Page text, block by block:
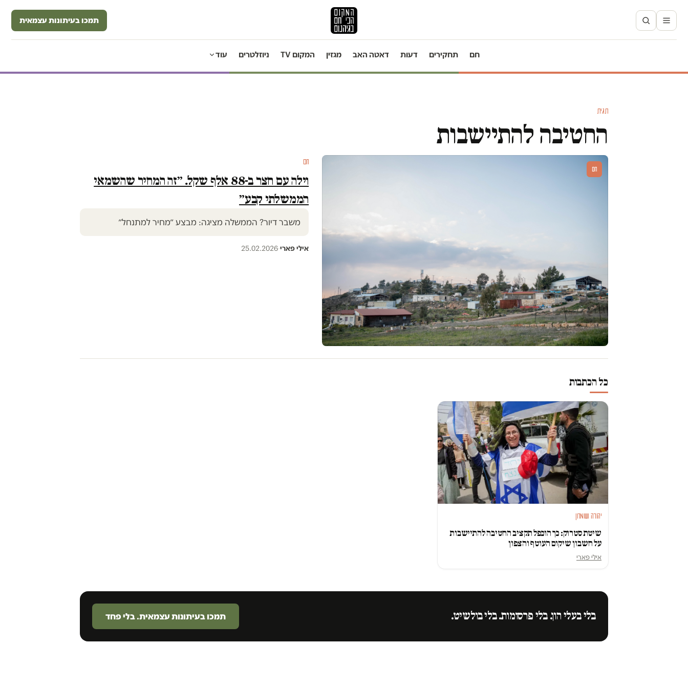
תמכו בעיתונות עצמאית
חם תחקירים דעות דאטה האב מגזין המקום TV ניוזלטרים עוד
תגית
החטיבה להתיישבות
חם
חם
וילה עם חצר ב-88 אלף שקל. ״זה המחיר שהשמאי
הממשלתי קבע״
משבר דיור? הממשלה מציגה: מבצע ״מחיר למתנחל״
אילי פארי·
25.02.2026
כל הכתבות
יהודה ושומרון
שיטת סטרוק: כך הוכפל תקציב החטיבה להתיישבות
על חשבון שיקום העוטף והצפון
אילי פארי
בלי בעלי הון. בלי פרסומות. בלי בולשיט. תמכו בעיתונות עצמאית. בלי פחד